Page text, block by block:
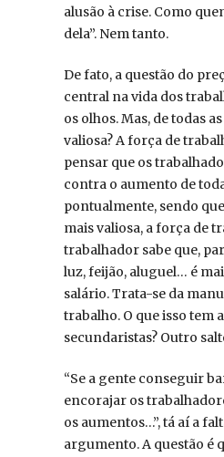
alusão à crise. Como
dela”. Nem tanto.
De fato, a questão do
central na vida dos
os olhos. Mas, de todas
valiosa? A força de
pensar que os
contra o aumento de
pontualmente, sendo
mais valiosa, a força de
trabalhador sabe que,
luz, feijão, aluguel… é
salário. Trata-se da
trabalho. O que isso tem
secundaristas? Outro
“Se a gente conseguir
encorajar os
os aumentos…”, tá aí a
argumento. A questão é